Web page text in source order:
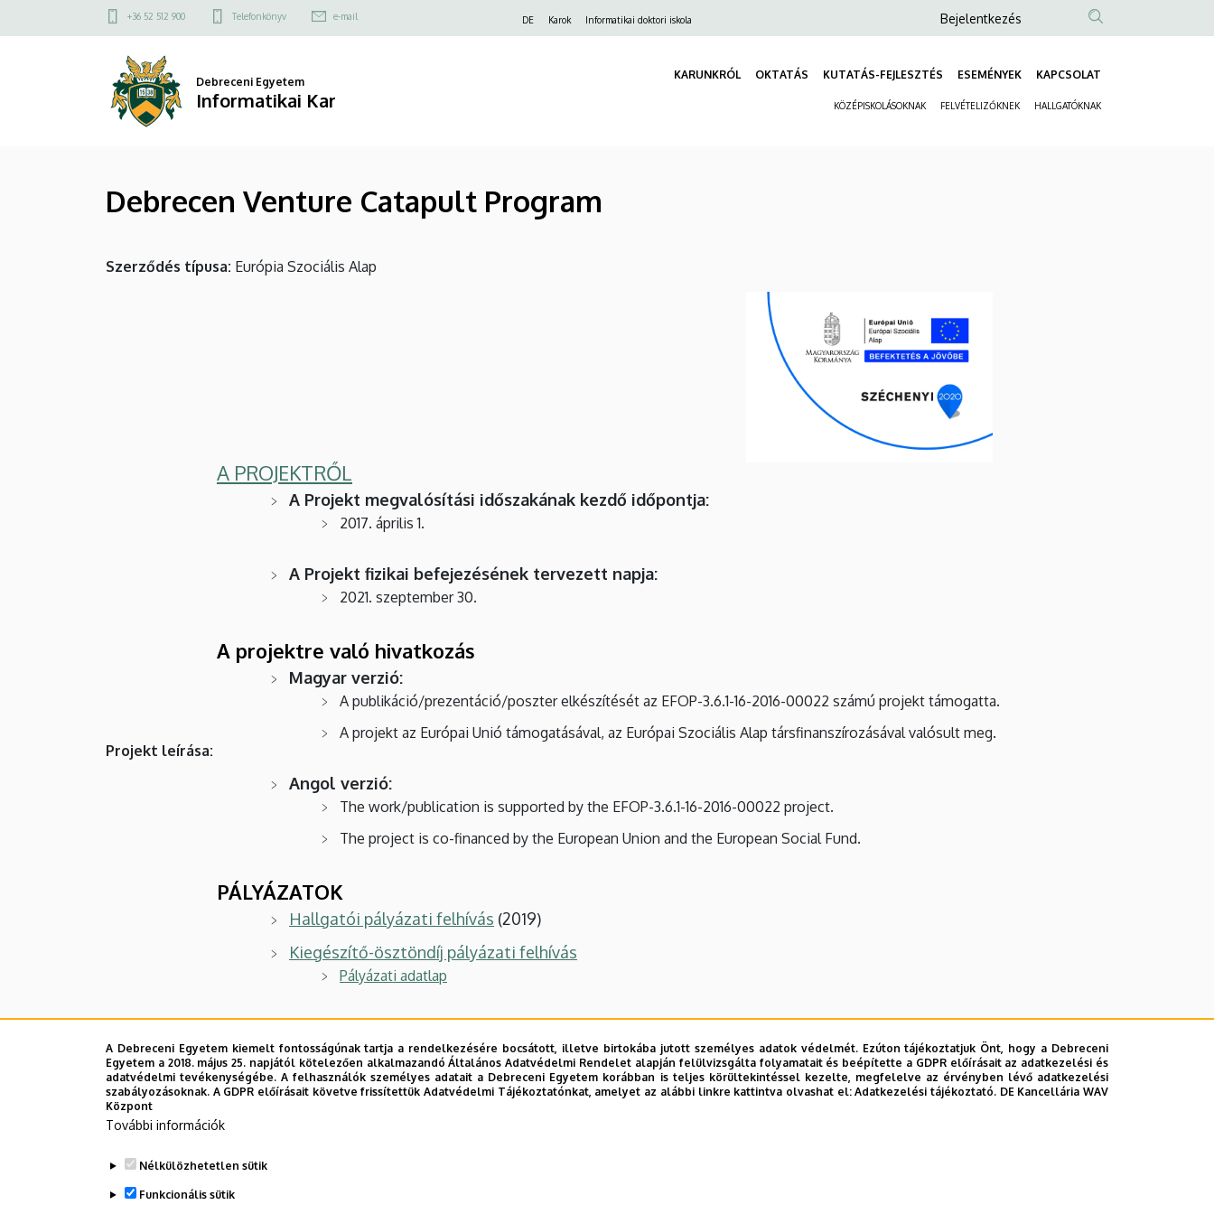
Debrecen
Catapult
Informatikai
a
Felső
menü
+36 52 512 900 Telefonkönyv e-mail DE Karok Informatikai doktori iskola
Anonim
fiók
menüje
Bejelentkezés
Debreceni Egyetem
Informatikai Kar
KARUNKRÓL OKTATÁS KUTATÁS-FEJLESZTÉS ESEMÉNYEK KAPCSOLAT
KÖZÉPISKOLÁSOKNAK FELVÉTELIZŐKNEK HALLGATÓKNAK
Debrecen Venture Catapult Program
Szerződés típusa Európia Szociális Alap
Projekt leírása
A PROJEKTRŐL
A Projekt megvalósítási időszakának kezdő időpontja:
2017. április 1.
A Projekt fizikai befejezésének tervezett napja:
2021. szeptember 30.
A projektre való hivatkozás
Magyar verzió:
A publikáció/prezentáció/poszter elkészítését az EFOP-3.6.1-16-2016-00022 számú projekt támogatta.
A projekt az Európai Unió támogatásával, az Európai Szociális Alap társfinanszírozásával valósult meg.
Angol verzió:
The work/publication is supported by the EFOP-3.6.1-16-2016-00022 project.
The project is co-financed by the European Union and the European Social Fund.
PÁLYÁZATOK
Hallgatói pályázati felhívás (2019)
Kiegészítő-ösztöndíj pályázati felhívás
Pályázati adatlap
Utazási támogatás
SZAKMAI BESZÁMOLÓ FELTÖLTÉS (bejelentkezés után)
A Debreceni Egyetem kiemelt fontosságúnak tartja a rendelkezésére bocsátott, illetve birtokába jutott személyes adatok védelmét. Ezúton tájékoztatjuk Önt, hogy a Debreceni
Egyetem a 2018. május 25. napjától kötelezően alkalmazandó Általános Adatvédelmi Rendelet alapján felülvizsgálta folyamatait és beépítette a GDPR előírásait az adatkezelési és
adatvédelmi tevékenységébe. A felhasználók személyes adatait a Debreceni Egyetem korábban is teljes körültekintéssel kezelte, megfelelve az érvényben lévő adatkezelési
szabályozásoknak. A GDPR előírásait követve frissítettük Adatvédelmi Tájékoztatónkat, amelyet az alábbi linkre kattintva olvashat el:Adatkezelési tájékoztató. DE Kancellária WAV
Központ
További információk
Nélkülözhetetlen sütik
Funkcionális sütik